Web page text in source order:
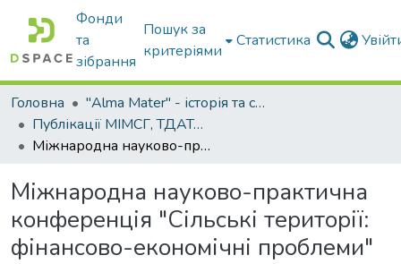
Фонди
та
зібрання
Пошук за
критеріями
Статистика
Головна
"Alma Mater" - історія та сьогодення Університету
Публікації МІМСГ, ТДАТА, ТДАТУ
Міжнародна науково-практична конференція "Сільські території: фінансово-економічні проблеми"
Міжнародна науково-практична
конференція "Сільські території:
фінансово-економічні проблеми"